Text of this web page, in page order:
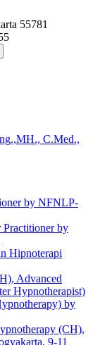
55781
C.Med.,
by NFNLP-
by
Hipnoterapi
Advanced
Hypnotherapist)
by
(CH),
9-11